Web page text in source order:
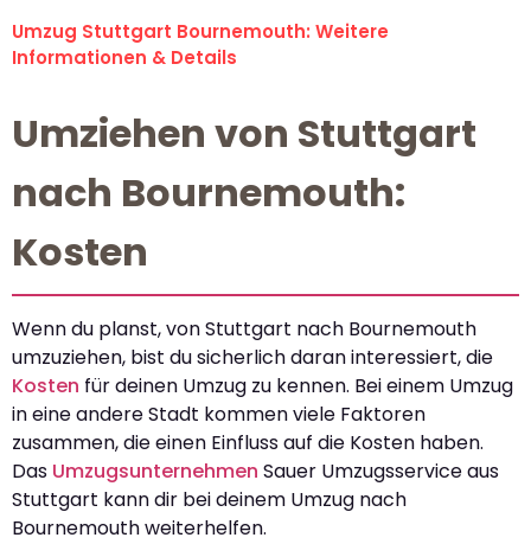
Umzug Stuttgart Bournemouth: Weitere
Informationen & Details
Umziehen von Stuttgart
nach Bournemouth:
Kosten
Wenn du planst, von Stuttgart nach Bournemouth
umzuziehen, bist du sicherlich daran interessiert, die
Kosten für deinen Umzug zu kennen. Bei einem Umzug
in eine andere Stadt kommen viele Faktoren
zusammen, die einen Einfluss auf die Kosten haben.
Das Umzugsunternehmen Sauer Umzugsservice aus
Stuttgart kann dir bei deinem Umzug nach
Bournemouth weiterhelfen.